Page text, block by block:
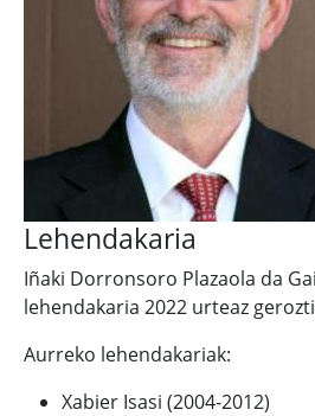
Lehendakaria
Iñaki Dorronsoro Plazaola da
lehendakaria 2022 urteaz
Aurreko lehendakariak:
Xabier Isasi (2004-2012)